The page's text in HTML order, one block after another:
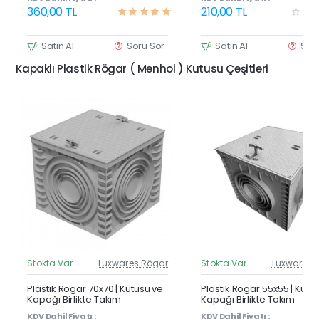
360,00 TL
Satın Al Soru Sor
210,00 TL
Satın Al
Kapaklı Plastik Rögar ( Menhol ) Kutusu Çeşitleri
Güncel Fiyat
Yeni Ürün
Stokta Var Luxwares Rögar
Plastik Rögar 70x70 | Kutusu ve
Kapağı Birlikte Takım
KDV Dahil Fiyatı :
Stokta Var Luxwares
Plastik Rögar 55x55 |
Kapağı Birlikte Takım
KDV Dahil Fiyatı :